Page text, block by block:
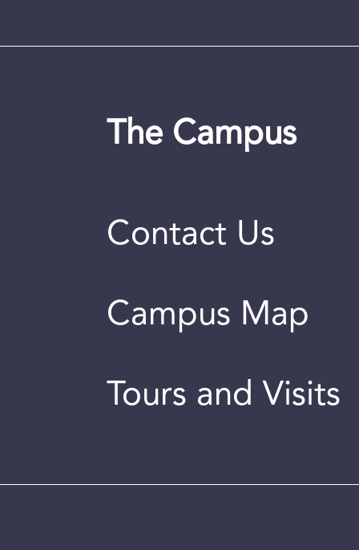
The Campus
Contact Us
Campus Map
Tours and Visits